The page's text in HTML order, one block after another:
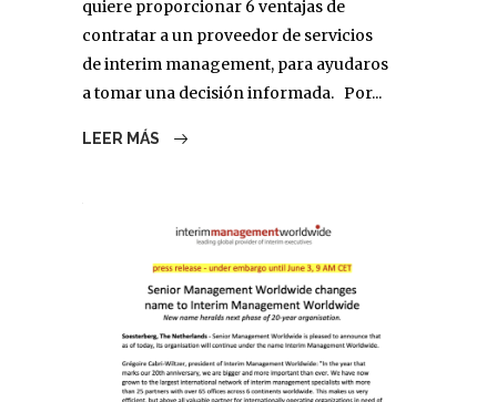
quiere proporcionar 6 ventajas de
contratar a un proveedor de servicios
de interim management, para ayudaros
a tomar una decisión informada. Por...
LEER MÁS